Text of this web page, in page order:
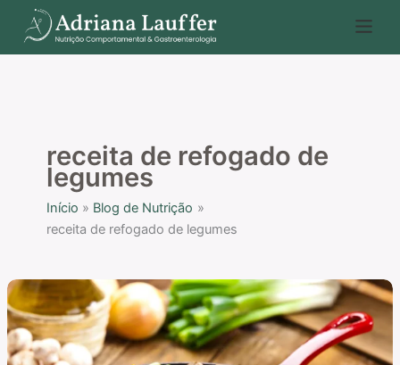
para
o
receita de refogado de
legumes
Início
Blog de Nutrição
receita de refogado de legumes
Receita
de
refogado
de
P
e
s